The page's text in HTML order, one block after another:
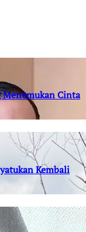
Menemukan Cinta
Kembali